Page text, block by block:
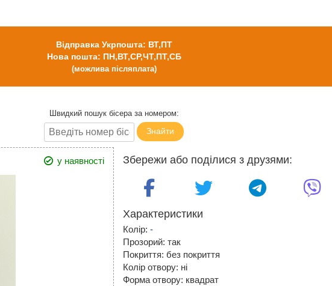
Відправка Укрпошта: ВТ,ПТ
Нова пошта: ПН,ВТ,СР,ЧТ,ПТ,СБ
(можлива післяплата)
Швидкий пошук бісера за номером:
Знайти
у наявності Збережи або поділися з друзями:
Характеристики
Колір: -
Прозорий: так
Покриття: без покриття
Колір отвору: ні
Форма отвору: квадрат